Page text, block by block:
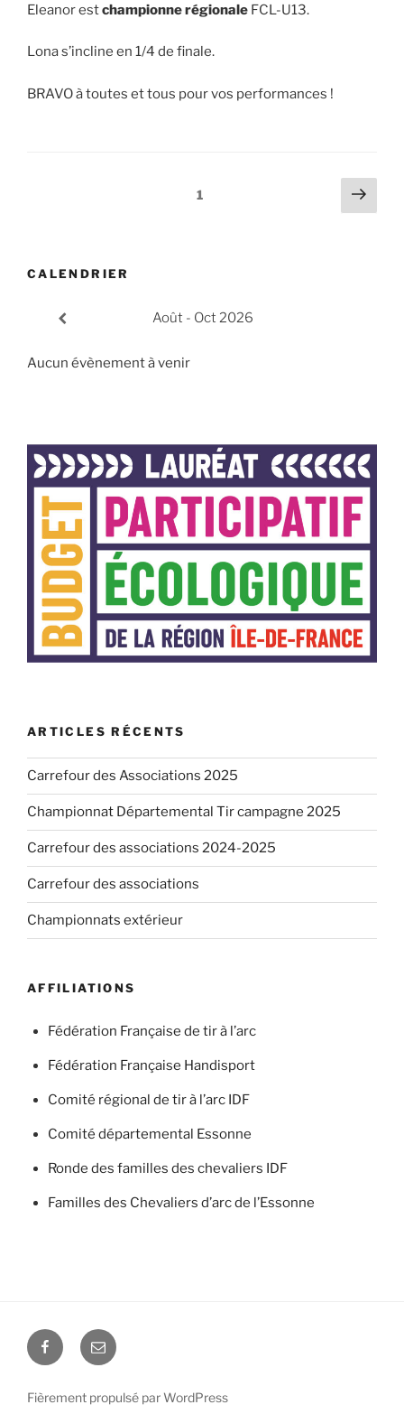
Eleanor estchampionne régionale FCL-U13.
Lona s’incline en 1/4 de finale.
BRAVO à toutes et tous pour vos performances !
Page1
Page
CALENDRIER
Août - Oct 2026
Aucun évènement à venir
ARTICLES RÉCENTS
Carrefour des Associations 2025
Championnat Départemental Tir campagne 2025
Carrefour des associations 2024-2025
Carrefour des associations
Championnats extérieur
AFFILIATIONS
Fédération Française de tir à l’arc
Fédération Française Handisport
Comité régional de tir à l’arc IDF
Comité départemental Essonne
Ronde des familles des chevaliers IDF
Familles des Chevaliers d’arc de l’Essonne
FacebookEmail
Fièrement propulsé par WordPress